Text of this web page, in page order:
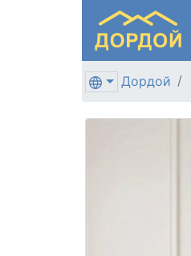
Дордой